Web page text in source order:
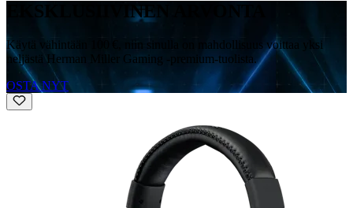
EKSKLUSIIVINEN ARVONTA
Käytä vähintään 100 €, niin sinulla on mahdollisuus voittaa yksi
neljästä Herman Miller Gaming -premium-tuolista.
OSTA NYT